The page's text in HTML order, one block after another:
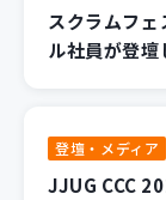
スクラムフ
ル社員が登壇
登壇・メディア
JJUG CCC